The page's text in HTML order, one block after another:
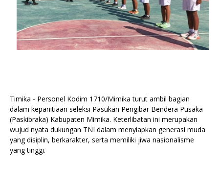
Timika - Personel Kodim 1710/Mimika turut ambil bagian
dalam kepanitiaan seleksi Pasukan Pengibar Bendera Pusaka
(Paskibraka) Kabupaten Mimika. Keterlibatan ini merupakan
wujud nyata dukungan TNI dalam menyiapkan generasi muda
yang disiplin, berkarakter, serta memiliki jiwa nasionalisme
yang tinggi.